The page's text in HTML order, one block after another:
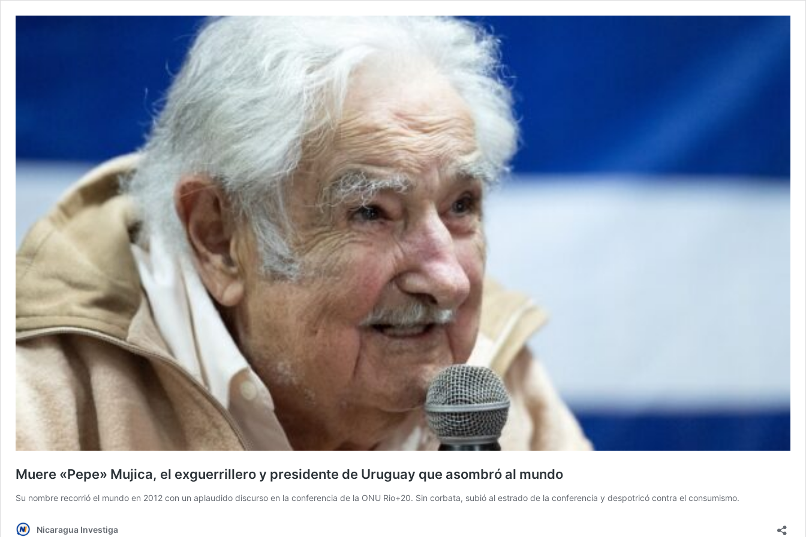
Muere «Pepe» Mujica, el exguerrillero y presidente de Uruguay que asombró al mundo
Su nombre recorrió el mundo en 2012 con un aplaudido discurso en la conferencia de la ONU Rio+20. Sin corbata, subió al estrado de la conferencia y despotricó contra el consumismo.
Nicaragua Investiga